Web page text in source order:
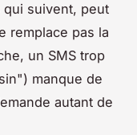
suivent, peut
remplace pas la
un SMS trop
manque de
autant de